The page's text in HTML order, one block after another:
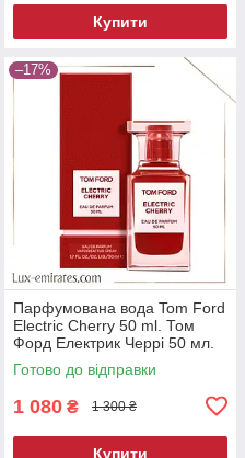
Купити
–17%
Парфумована вода Tom Ford
Electric Cherry 50 ml. Том
Форд Електрик Черрі 50 мл.
Готово до відправки
1 080 ₴ 1 300 ₴
Купити